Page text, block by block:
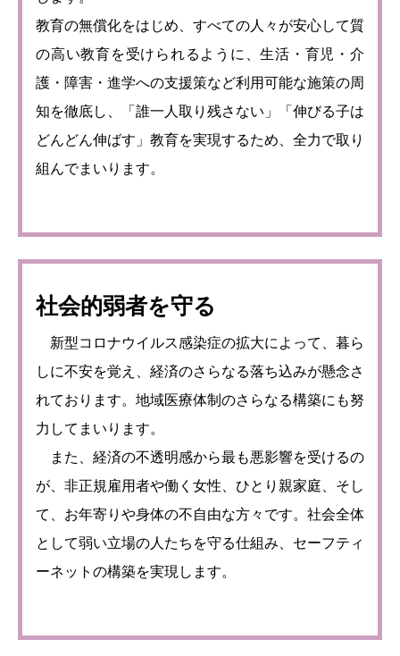
教育の無償化をはじめ、すべての人々が安心して質
の高い教育を受けられるように、生活・育児・介
護・障害・進学への支援策など利用可能な施策の周
知を徹底し、「誰一人取り残さない」「伸びる子は
どんどん伸ばす」教育を実現するため、全力で取り
組んでまいります。
社会的弱者を守る
新型コロナウイルス感染症の拡大によって、暮ら
しに不安を覚え、経済のさらなる落ち込みが懸念さ
れております。地域医療体制のさらなる構築にも努
力してまいります。
また、経済の不透明感から最も悪影響を受けるの
が、非正規雇用者や働く女性、ひとり親家庭、そし
て、お年寄りや身体の不自由な方々です。社会全体
として弱い立場の人たちを守る仕組み、セーフティ
ーネットの構築を実現します。